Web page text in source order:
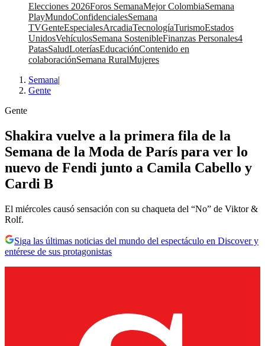
Elecciones 2026Foros SemanaMejor ColombiaSemana
PlayMundoConfidencialesSemana
TVGenteEspecialesArcadiaTecnologíaTurismoEstados
UnidosVehículosSemana SostenibleFinanzas Personales4
PatasSaludLoteríasEducaciónContenido en
colaboraciónSemana RuralMujeres
Semana|
Gente
Gente
Shakira vuelve a la primera fila de la
Semana de la Moda de París para ver lo
nuevo de Fendi junto a Camila Cabello y
Cardi B
El miércoles causó sensación con su chaqueta del “No” de Viktor &
Rolf.
Siga las últimas noticias del mundo del espectáculo en Discover y
entérese de sus protagonistas